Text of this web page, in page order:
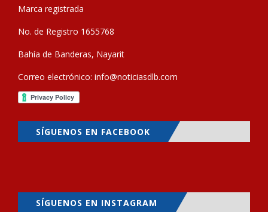
Marca registrada
No. de Registro 1655768
Bahía de Banderas, Nayarit
Correo electrónico: info@noticiasdlb.com
SÍGUENOS EN FACEBOOK
SÍGUENOS EN INSTAGRAM